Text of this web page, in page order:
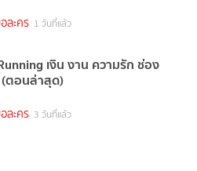
ละคร 1 วันที่แล้ว
เงิน งาน ความรัก ช่อง
(ตอนล่าสุด)
ละคร 3 วันที่แล้ว